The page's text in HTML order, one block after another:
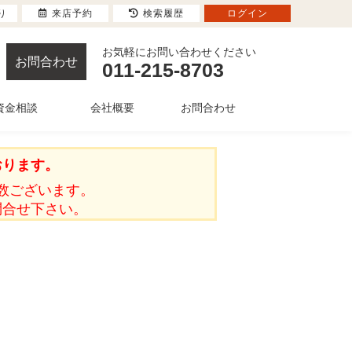
お問合わせ
お気軽にお問い合わせください
011-215-8703
金相談 会社概要 お問合わせ
ます。
ざいます。
せ下さい。
来店予約 検索履歴 ログイン